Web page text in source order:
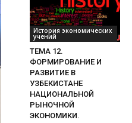
История экономических
учений
ТЕМА 12.
ФОРМИРОВАНИЕ И
РАЗВИТИЕ В
УЗБЕКИСТАНЕ
НАЦИОНАЛЬНОЙ
РЫНОЧНОЙ
ЭКОНОМИКИ.